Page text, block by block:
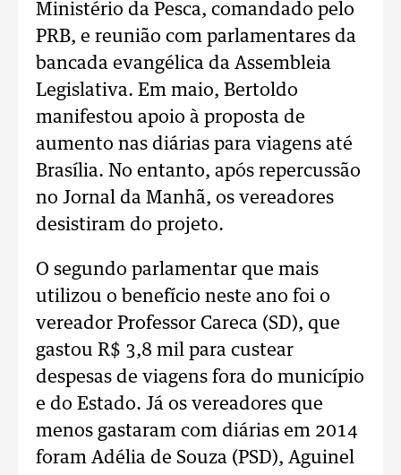
Ministério da Pesca, comandado pelo
PRB, e reunião com parlamentares da
bancada evangélica da Assembleia
Legislativa. Em maio, Bertoldo
manifestou apoio à proposta de
aumento nas diárias para viagens até
Brasília. No entanto, após repercussão
no Jornal da Manhã, os vereadores
desistiram do projeto.
O segundo parlamentar que mais
utilizou o benefício neste ano foi o
vereador Professor Careca (SD), que
gastou R$ 3,8 mil para custear
despesas de viagens fora do município
e do Estado. Já os vereadores que
menos gastaram com diárias em 2014
foram Adélia de Souza (PSD), Aguinel